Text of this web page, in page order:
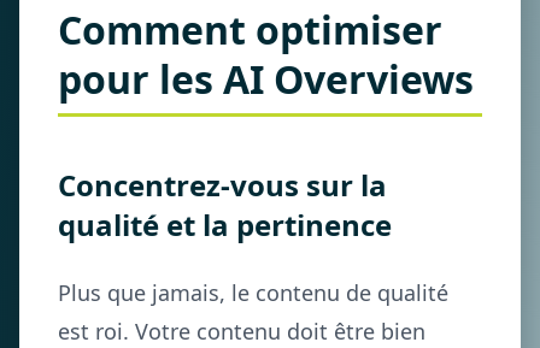
Comment optimiser
pour les AI Overviews
Concentrez-vous sur la
qualité et la pertinence
Plus que jamais, le contenu de qualité
est roi. Votre contenu doit être bien